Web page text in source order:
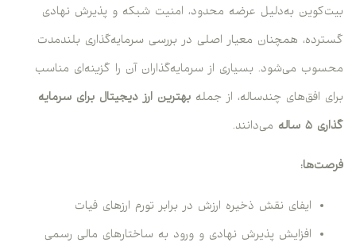
بیت‌کوین به‌دلیل عرضه محدود، امنیت شبکه و پذیرش نهادی
گسترده، همچنان معیار اصلی در بررسی سرمایه‌گذاری بلندمدت
محسوب می‌شود. بسیاری از سرمایه‌گذاران آن را گزینه‌ای مناسب
برای افق‌های چندساله، از جمله بهترین ارز دیجیتال برای سرمایه
گذاری ۵ ساله
می‌دانند.
فرصت‌ها:
ایفای نقش ذخیره ارزش در برابر تورم ارزهای فیات
افزایش پذیرش نهادی و ورود به ساختارهای مالی رسمی